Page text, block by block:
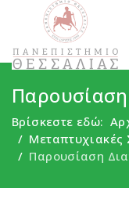
Βρίσκεστε εδώ:
Μεταπτυχιακές
Παρουσίαση